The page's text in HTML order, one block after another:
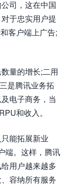
司，这在中国
于忠实用户提
客户端上广告;
量的增长;二用
是腾讯业务拓
电子商务，当
和收入。
能拓展新业
端。这样，腾讯
用户越来越多
容纳所有服务